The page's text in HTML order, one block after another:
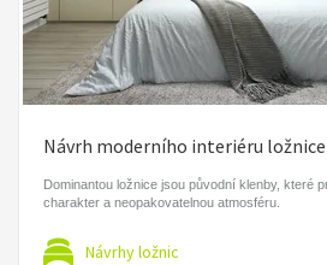
Návrh moderního interiéru
Dominantou ložnice jsou původní klenby, které
charakter a neopakovatelnou atmosféru.
Návrhy ložnic